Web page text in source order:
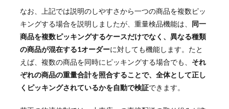
なお、上記では説明のしやすさから一つの商品を複数ピッ
キングする場合を説明しましたが、重量検品機能は、 同一
商品を複数ピッキングするケースだけでなく、異なる種類
の商品が混在する1オーダーに対しても機能します。たと
えば、複数の商品を同時にピッキングする場合でも、 それ
ぞれの商品の重量合計を照合することで、全体として正し
くピッキングされているかを自動で検証できます。